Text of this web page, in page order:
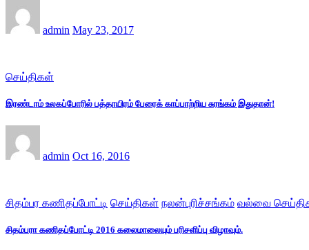
admin May 23, 2017
செய்திகள்
இரண்டாம் உலகப்போரில் பத்தாயிரம் பேரைக் காப்பாற்றிய சுரங்கம் இதுதான்!
admin Oct 16, 2016
சிதம்பர கணிதப்போட்டி செய்திகள் நலன்புரிச்சங்கம் வல்வை
சிதம்பரா கணிதப்போட்டி 2016 கலைமாலையும் பரிசளிப்பு விழாவும்.